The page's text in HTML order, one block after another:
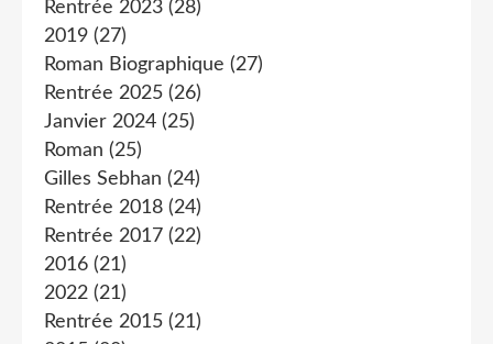
Rentrée 2023 (28)
2019 (27)
Roman Biographique (27)
Rentrée 2025 (26)
Janvier 2024 (25)
Roman (25)
Gilles Sebhan (24)
Rentrée 2018 (24)
Rentrée 2017 (22)
2016 (21)
2022 (21)
Rentrée 2015 (21)